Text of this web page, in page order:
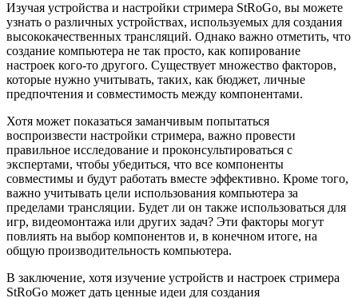
Изучая устройства и настройки стримера StRoGo, вы можете
узнать о различных устройствах, используемых для создания
высококачественных трансляций. Однако важно отметить, что
создание компьютера не так просто, как копирование
настроек кого-то другого. Существует множество факторов,
которые нужно учитывать, таких, как бюджет, личные
предпочтения и совместимость между компонентами.
Хотя может показаться заманчивым попытаться
воспроизвести настройки стримера, важно провести
правильное исследование и проконсультироваться с
экспертами, чтобы убедиться, что все компоненты
совместимы и будут работать вместе эффективно. Кроме того,
важно учитывать цели использования компьютера за
пределами трансляции. Будет ли он также использоваться для
игр, видеомонтажа или других задач? Эти факторы могут
повлиять на выбор компонентов и, в конечном итоге, на
общую производительность компьютера.
В заключение, хотя изучение устройств и настроек стримера
StRoGo может дать ценные идеи для создания